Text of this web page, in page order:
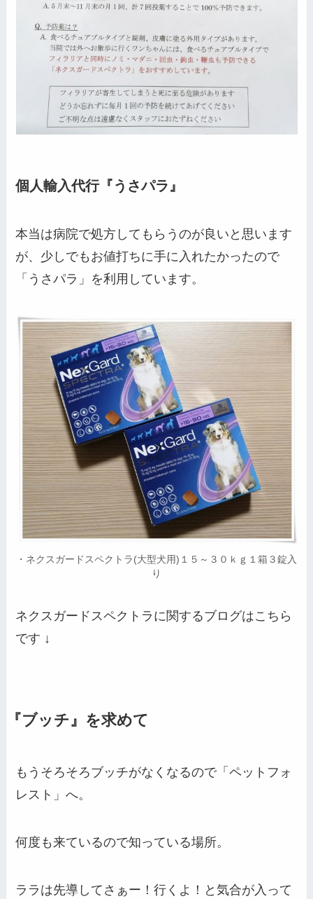
個人輸入代行『うさパラ』
本当は病院で処方してもらうのが良いと思います
が、少しでもお値打ちに手に入れたかったので
「うさパラ」を利用しています。
・ネクスガードスペクトラ(大型犬用)１５～３０ｋｇ１箱３錠入
り
ネクスガードスペクトラに関するブログはこちら
です ↓
『ブッチ』を求めて
もうそろそろブッチがなくなるので「ペットフォ
レスト」へ。
何度も来ているので知っている場所。
ララは先導してさぁー！行くよ！と気合が入って